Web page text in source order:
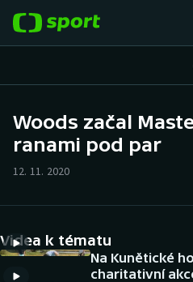
Hokej
Cyklistika
Woods začal
ranami pod par
12. 11. 2020
Videa k tématu
Na Kunětické
charitativní